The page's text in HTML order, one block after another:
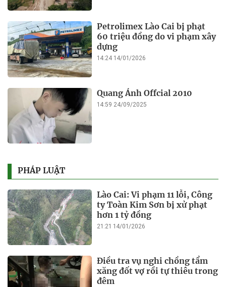
Petrolimex Lào Cai bị phạt
60 triệu đồng do vi phạm xây
dựng
14:24 14/01/2026
Quang Ánh Offcial 2010
14:59 24/09/2025
PHÁP LUẬT
Lào Cai: Vi phạm 11 lỗi, Công
ty Toàn Kim Sơn bị xử phạt
hơn 1 tỷ đồng
21:21 14/01/2026
Điều tra vụ nghi chồng tẩm
xăng đốt vợ rồi tự thiêu trong
đêm